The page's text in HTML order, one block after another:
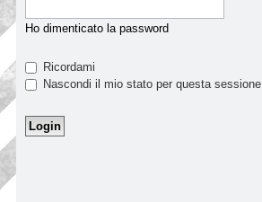
Ho dimenticato la password
Ricordami
Nascondi il mio stato per questa sessione